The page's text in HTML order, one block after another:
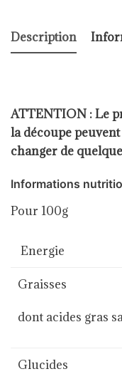
Description
ATTENTION : Le
la découpe
changer de
Informations
Pour 100g
Energie
Graisses
dont acides gras
Glucides